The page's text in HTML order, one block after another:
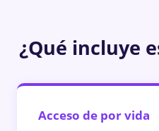
¿Qué incluye
Acceso de por vida